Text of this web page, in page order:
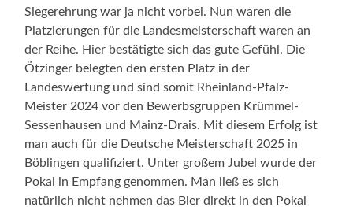
Siegerehrung war ja nicht vorbei. Nun waren die
Platzierungen für die Landesmeisterschaft waren an
der Reihe. Hier bestätigte sich das gute Gefühl. Die
Ötzinger belegten den ersten Platz in der
Landeswertung und sind somit Rheinland-Pfalz-
Meister 2024 vor den Bewerbsgruppen Krümmel-
Sessenhausen und Mainz-Drais. Mit diesem Erfolg ist
man auch für die Deutsche Meisterschaft 2025 in
Böblingen qualifiziert. Unter großem Jubel wurde der
Pokal in Empfang genommen. Man ließ es sich
natürlich nicht nehmen das Bier direkt in den Pokal